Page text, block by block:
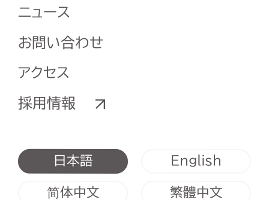
ニュース
お問い合わせ
アクセス
採用情報
日本語 English
简体中文 繁體中文